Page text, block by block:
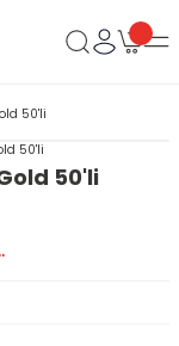
50'li
50'li